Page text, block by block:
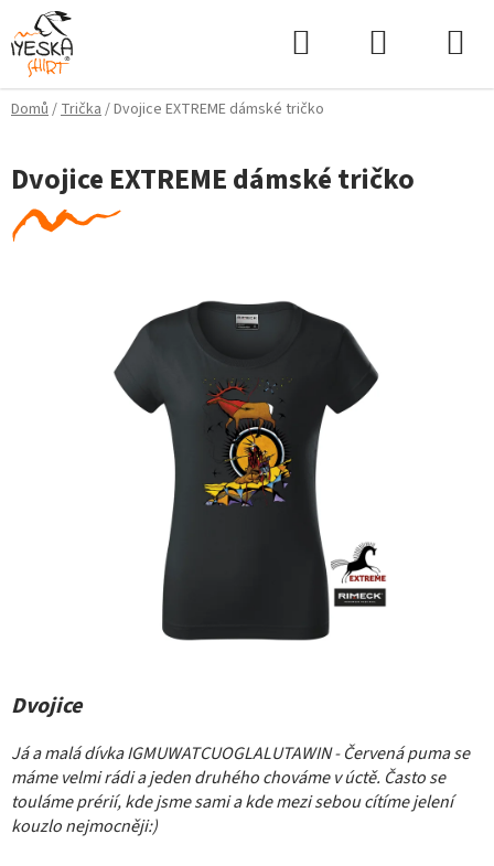
Přejít
na
obsah
Domů/Trička/Dvojice EXTREME dámské tričko
Dvojice
Já a malá dívka IGMUWATCUOGLALUTAWIN - Červená puma se
máme velmi rádi a jeden druhého chováme v úctě. Často se
touláme prérií, kde jsme sami a kde mezi sebou cítíme jelení
kouzlo nejmocněji:)
Dvojice EXTREME dámské tričko